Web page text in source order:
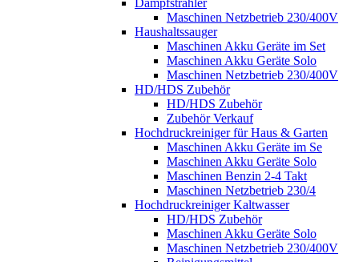
Dampfstrahler
Maschinen Netzbetrieb 230/400V
Haushaltssauger
Maschinen Akku Geräte im Set
Maschinen Akku Geräte Solo
Maschinen Netzbetrieb 230/400V
HD/HDS Zubehör
HD/HDS Zubehör
Zubehör Verkauf
Hochdruckreiniger für Haus & Garten
Maschinen Akku Geräte im Se
Maschinen Akku Geräte Solo
Maschinen Benzin 2-4 Takt
Maschinen Netzbetrieb 230/4
Hochdruckreiniger Kaltwasser
HD/HDS Zubehör
Maschinen Akku Geräte Solo
Maschinen Netzbetrieb 230/400V